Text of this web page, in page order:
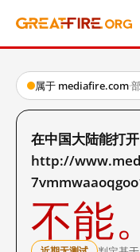
属于 mediafire.com·
在中国大陆能打开
http://
不能。